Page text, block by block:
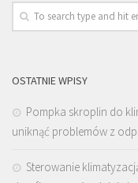
OSTATNIE WPISY
Pompka skroplin do
uniknąć problemów z
Sterowanie